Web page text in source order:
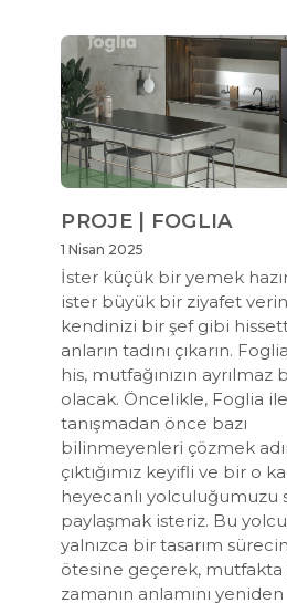
PROJE | FOGLIA
1 Nisan 2025
İster küçük bir yemek
ister büyük bir ziyafet
kendinizi bir şef gibi
anların tadını çıkarın.
his, mutfağınızın ayrılmaz
olacak. Öncelikle, Foglia ile
tanışmadan önce bazı
bilinmeyenleri çözmek
çıktığımız keyifli ve bir o
heyecanlı yolculuğumuzu
paylaşmak isteriz. Bu
yalnızca bir tasarım
ötesine geçerek, mutfakta
zamanın anlamını yeniden